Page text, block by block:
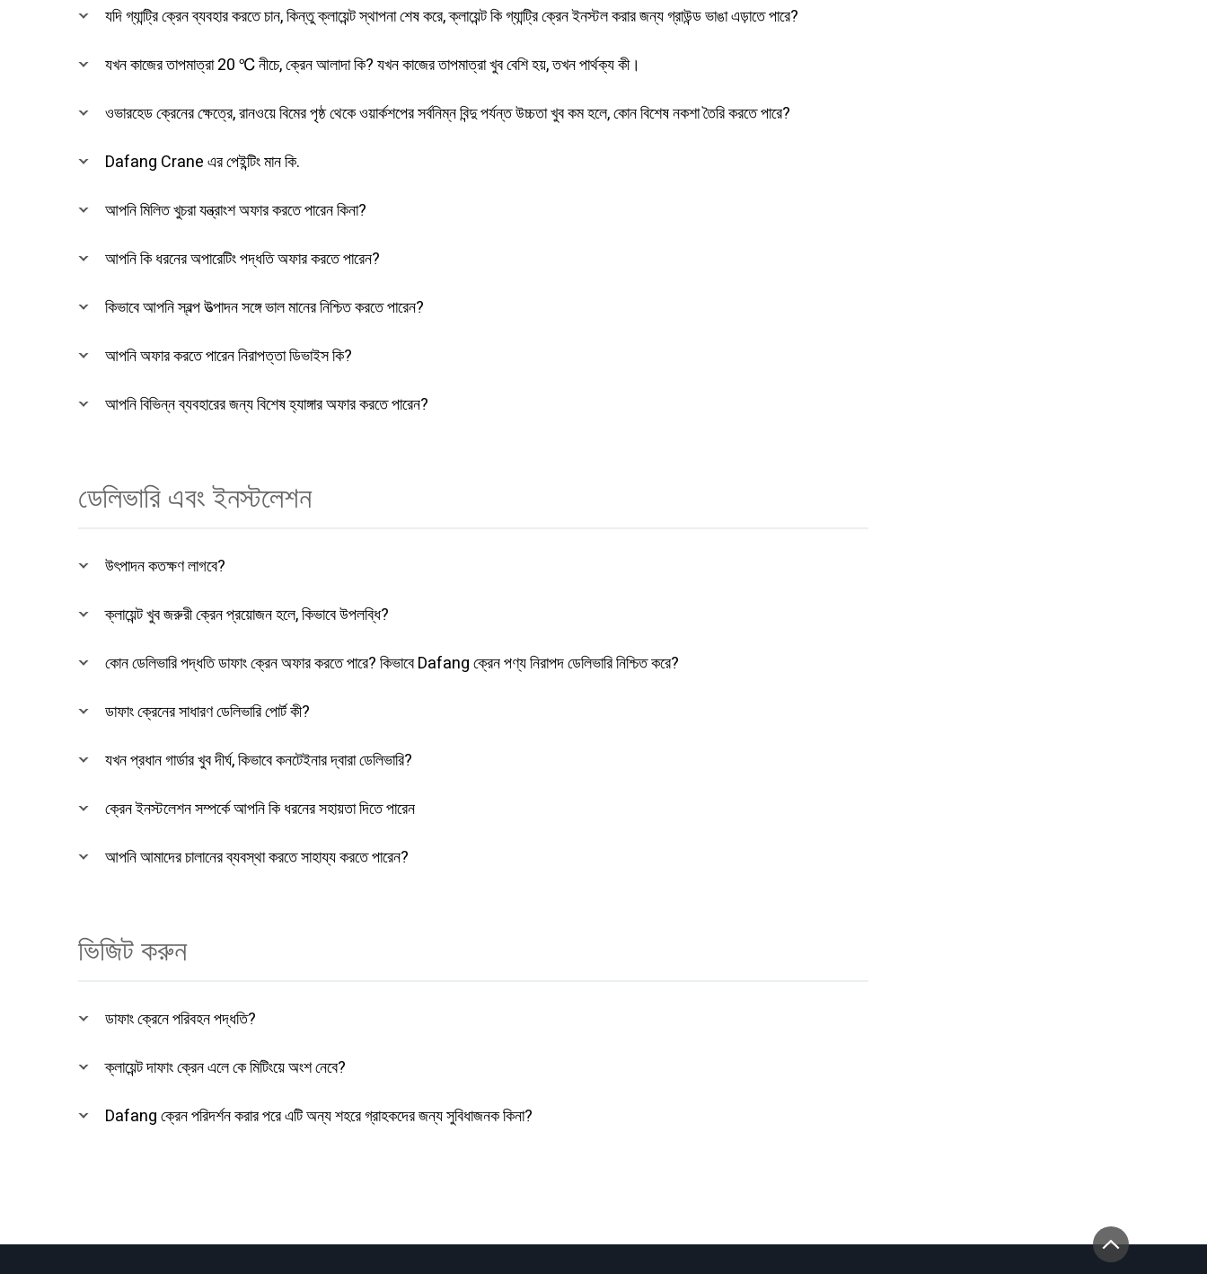
যদি গ্যান্ট্রি ক্রেন ব্যবহার করতে চান, কিন্তু ক্লায়েন্ট স্থাপনা শেষ করে, ক্লায়েন্ট কি গ্যান্ট্রি ক্রেন ইনস্টল করার জন্য গ্রাউন্ড ভাঙা এড়াতে পারে?
যখন কাজের তাপমাত্রা 20 ℃ নীচে, ক্রেন আলাদা কি? যখন কাজের তাপমাত্রা খুব বেশি হয়, তখন পার্থক্য কী।
ওভারহেড ক্রেনের ক্ষেত্রে, রানওয়ে বিমের পৃষ্ঠ থেকে ওয়ার্কশপের সর্বনিম্ন বিন্দু পর্যন্ত উচ্চতা খুব কম হলে, কোন বিশেষ নকশা তৈরি করতে পারে?
Dafang Crane এর পেইন্টিং মান কি.
আপনি মিলিত খুচরা যন্ত্রাংশ অফার করতে পারেন কিনা?
আপনি কি ধরনের অপারেটিং পদ্ধতি অফার করতে পারেন?
কিভাবে আপনি স্বল্প উত্পাদন সঙ্গে ভাল মানের নিশ্চিত করতে পারেন?
আপনি অফার করতে পারেন নিরাপত্তা ডিভাইস কি?
আপনি বিভিন্ন ব্যবহারের জন্য বিশেষ হ্যাঙ্গার অফার করতে পারেন?
ডেলিভারি এবং ইনস্টলেশন
উৎপাদন কতক্ষণ লাগবে?
ক্লায়েন্ট খুব জরুরী ক্রেন প্রয়োজন হলে, কিভাবে উপলব্ধি?
কোন ডেলিভারি পদ্ধতি ডাফাং ক্রেন অফার করতে পারে? কিভাবে Dafang ক্রেন পণ্য নিরাপদ ডেলিভারি নিশ্চিত করে?
ডাফাং ক্রেনের সাধারণ ডেলিভারি পোর্ট কী?
যখন প্রধান গার্ডার খুব দীর্ঘ, কিভাবে কনটেইনার দ্বারা ডেলিভারি?
ক্রেন ইনস্টলেশন সম্পর্কে আপনি কি ধরনের সহায়তা দিতে পারেন
আপনি আমাদের চালানের ব্যবস্থা করতে সাহায্য করতে পারেন?
ভিজিট করুন
ডাফাং ক্রেনে পরিবহন পদ্ধতি?
ক্লায়েন্ট দাফাং ক্রেন এলে কে মিটিংয়ে অংশ নেবে?
Dafang ক্রেন পরিদর্শন করার পরে এটি অন্য শহরে গ্রাহকদের জন্য সুবিধাজনক কিনা?